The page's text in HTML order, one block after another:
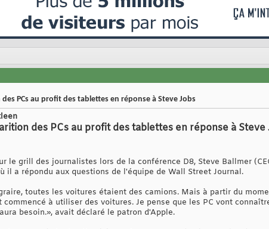
PCs au profit des tablettes en réponse à Steve Jobs
des PCs au profit des tablettes en réponse à Steve
le grill des journalistes lors de la conférence D8, Steve Ballmer
il a répondu aux questions de l'équipe de Wall Street Journal.
toutes les voitures étaient des camions. Mais à partir du
à utiliser des voitures. Je pense que les PC vont
besoin.», avait déclaré le patron d'Apple.